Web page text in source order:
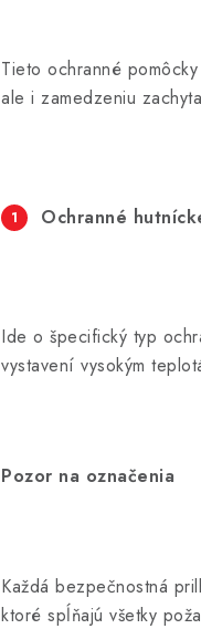
Tieto ochranné
ale i zamedzeniu
Ochranné
Ide o špecifický typ
vystavení vysokým
Pozor na označenia
Každá bezpečnostná
ktoré spĺňajú všetky